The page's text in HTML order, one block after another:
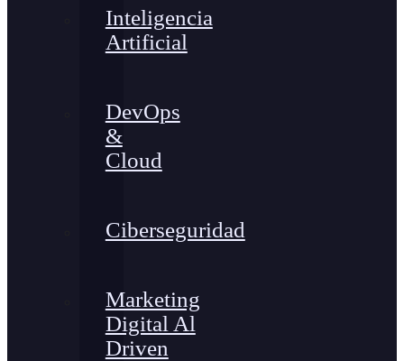
Inteligencia
Artificial
DevOps
&
Cloud
Ciberseguridad
Marketing
Digital Al
Driven